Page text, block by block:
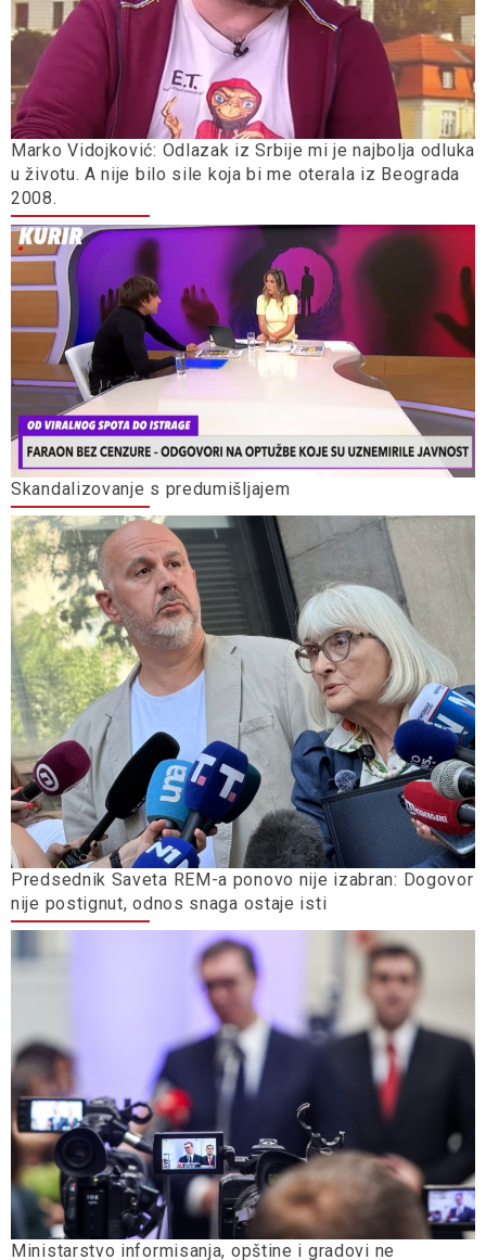
Marko Vidojković: Odlazak iz Srbije mi je najbolja odluka
u životu. A nije bilo sile koja bi me oterala iz Beograda
2008.
Skandalizovanje s predumišljajem
Predsednik Saveta REM-a ponovo nije izabran: Dogovor
nije postignut, odnos snaga ostaje isti
Ministarstvo informisanja, opštine i gradovi ne